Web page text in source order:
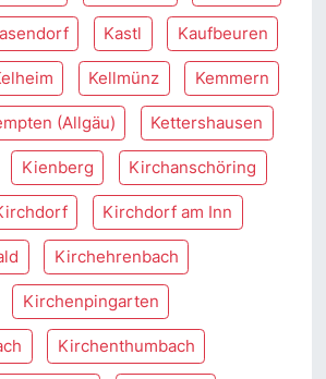
Kastl Kaufbeuren
Kellmünz Kemmern
(Allgäu) Kettershausen
Kienberg Kirchanschöring
Kirchdorf am Inn
Kirchehrenbach
Kirchenpingarten
Kirchenthumbach